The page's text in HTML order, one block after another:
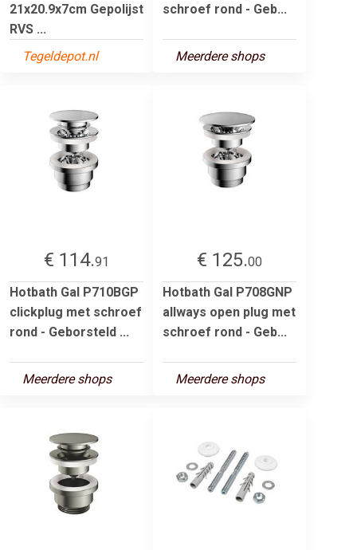
21x20.9x7cm Gepolijst
RVS ...
Tegeldepot.nl
schroef rond - Geb...
Meerdere shops
€ 114.91
Hotbath Gal P710BGP
clickplug met schroef
rond - Geborsteld ...
Meerdere shops
€ 125.00
Hotbath Gal P708GNP
allways open plug met
schroef rond - Geb...
Meerdere shops